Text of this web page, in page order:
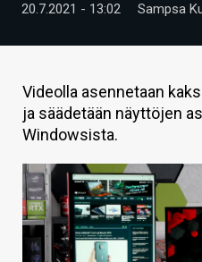
TIETOA
HINTA.FI
KAUPPA
VAIHDA TEEMA
20.7.2021 - 13:02 Sampsa
Videolla asennetaan
ja säädetään näyttöjen
Windowsista.